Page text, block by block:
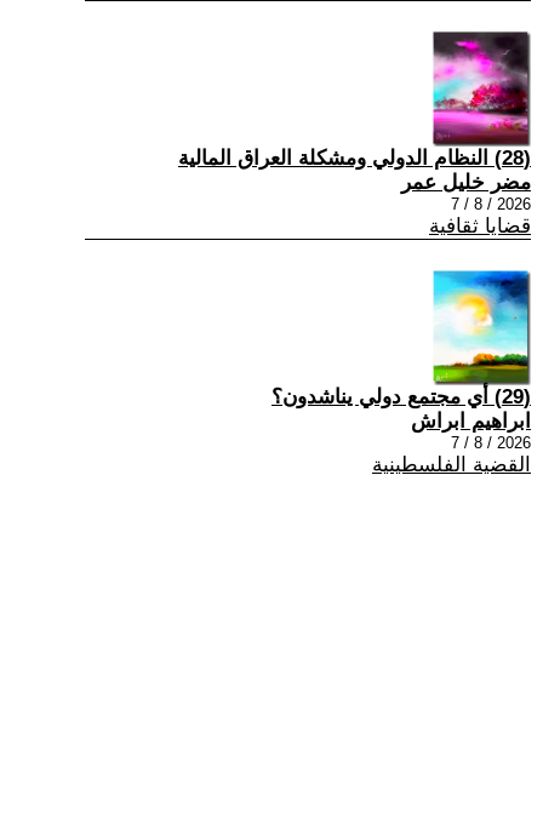
(28) النظام الدولي ومشكلة العراق المالية
مضر خليل عمر
2026 / 8 / 7
قضايا ثقافية
(29) أي مجتمع دولي يناشدون؟
ابراهيم ابراش
2026 / 8 / 7
القضية الفلسطينية